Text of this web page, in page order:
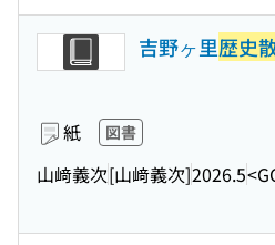
吉野ヶ里歴史
紙 図書
山﨑義次[山﨑義次]2026.5